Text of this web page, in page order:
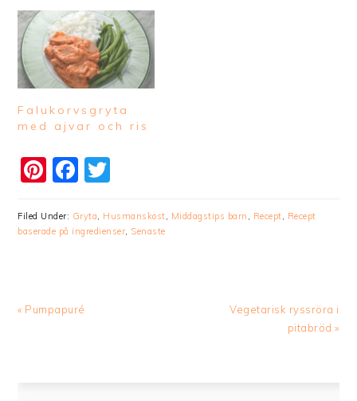
Falukorvsgryta
med ajvar och ris
Pinterest
Facebook
Filed Under: Gryta Husmanskost Middagstips barn Recept
Recept
baserade på ingredienser Senaste
Previous
« Pumpapuré
Next
Vegetarisk ryssröra i
pitabröd »